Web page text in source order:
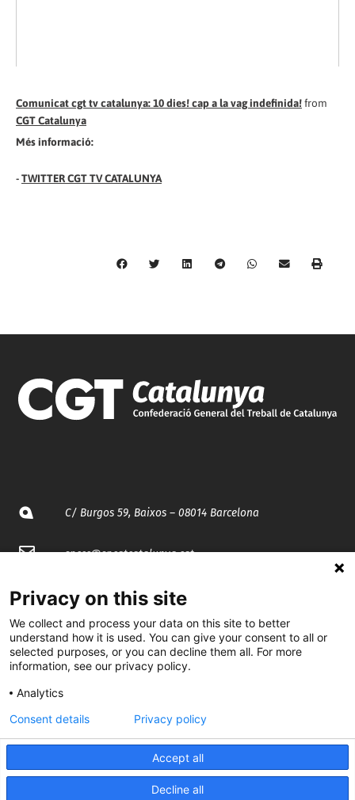
Comunicat cgt tv catalunya: 10 dies! cap a la vag indefinida!from
CGT Catalunya
Més informació:
-TWITTER CGT TV CATALUNYA
C/ Burgos 59, Baixos – 08014 Barcelona
spccc@spcgtcatalunya.cat
935 120 481
@CGTCatalunya
cgtcatalunya
CGTCatalunya
Privacy on this site
We collect and process your data on this site to better
understand how it is used. You can give your consent to all or
selected purposes, or you can decline them all. For more
information, see our privacy policy.
Analytics
Accept all
Decline all
Consent details Privacy policy